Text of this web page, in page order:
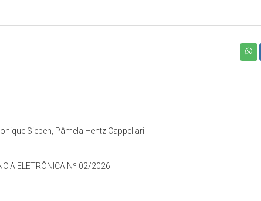
Sieben, Pâmela Hentz Cappellari
ELETRÔNICA Nº 02/2026